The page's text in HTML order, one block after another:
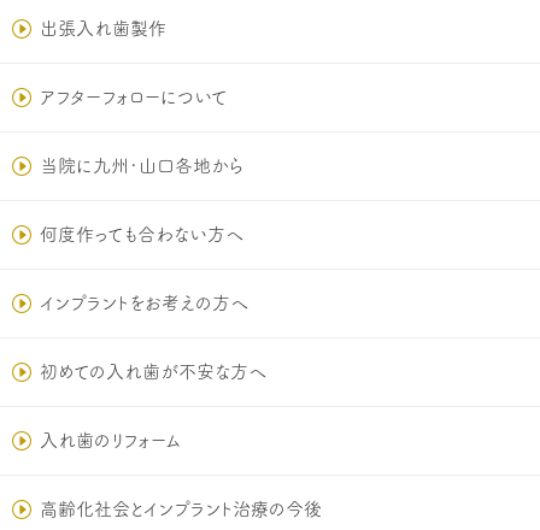
出張入れ歯製作
アフターフォローについて
当院に九州･山口各地から
何度作っても合わない方へ
インプラントをお考えの方へ
初めての入れ歯が不安な方へ
入れ歯のリフォーム
高齢化社会とインプラント治療の今後